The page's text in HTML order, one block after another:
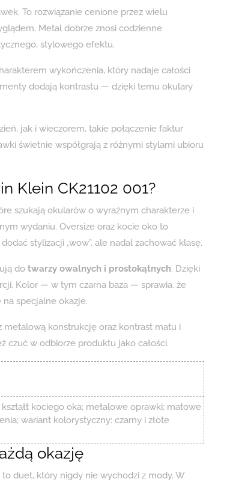
To rozwiązanie cenione przez wielu
Metal dobrze znosi codzienne
stylowego efektu.
wykończenia, który nadaje całości
dodają kontrastu — dzięki temu okulary
jak i wieczorem, takie połączenie faktur
świetnie współgrają z różnymi stylami ubioru
Klein CK21102 001?
szukają okularów o wyraźnym charakterze i
wydaniu. Oversize oraz kocie oko to
stylizacji „wow”, ale nadal zachować klasę.
do twarzy owalnych i prostokątnych. Dzięki
Kolor — w tym czarna baza — sprawia, że
na specjalne okazje.
metalową konstrukcję oraz kontrast matu i
czuć w odbiorze produktu jako całości.
kociego oka; metalowe oprawki; matowe
wariant kolorystyczny: czarny i złote
okazję
duet, który nigdy nie wychodzi z mody. W